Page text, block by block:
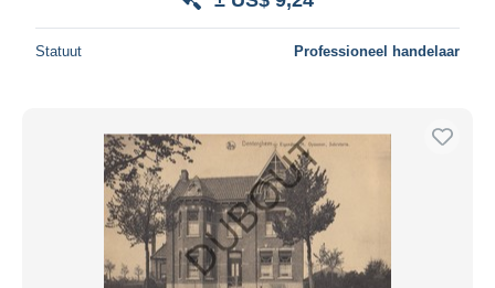
Statuut Professioneel handelaar